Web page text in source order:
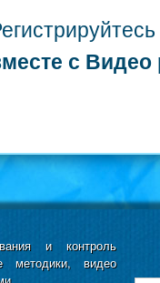
с Видео
и контроль
методики, видео